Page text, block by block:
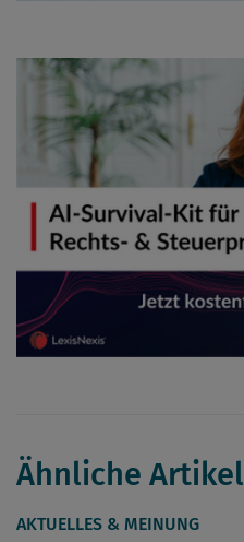
Ähnliche Artikel
AKTUELLES & MEINUNG